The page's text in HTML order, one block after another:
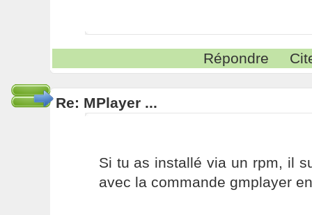
Répondre
Re: MPlayer ...
Si tu as installé via un rpm, il
avec la commande gmplayer